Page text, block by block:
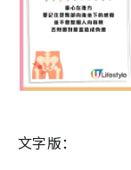
文字版：